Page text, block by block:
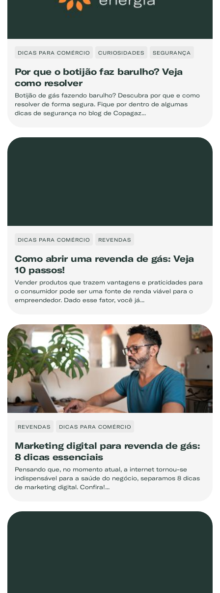
DICAS PARA COMÉRCIO CURIOSIDADES SEGURANÇA
Por que o botijão faz barulho? Veja
como resolver
Botijão de gás fazendo barulho? Descubra por que e como
resolver de forma segura. Fique por dentro de algumas
dicas de segurança no blog de Copagaz...
DICAS PARA COMÉRCIO REVENDAS
Como abrir uma revenda de gás: Veja
10 passos!
Vender produtos que trazem vantagens e praticidades para
o consumidor pode ser uma fonte de renda viável para o
empreendedor. Dado esse fator, você já...
REVENDAS DICAS PARA COMÉRCIO
Marketing digital para revenda de gás:
8 dicas essenciais
Pensando que, no momento atual, a internet tornou-se
indispensável para a saúde do negócio, separamos 8 dicas
de marketing digital. Confira!...